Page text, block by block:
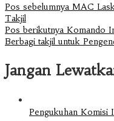
Pos sebelumnyaMAC
Takjil
Pos berikutnyaKomando
Berbagi takjil untuk
Jangan
Pengukuhan Komisi